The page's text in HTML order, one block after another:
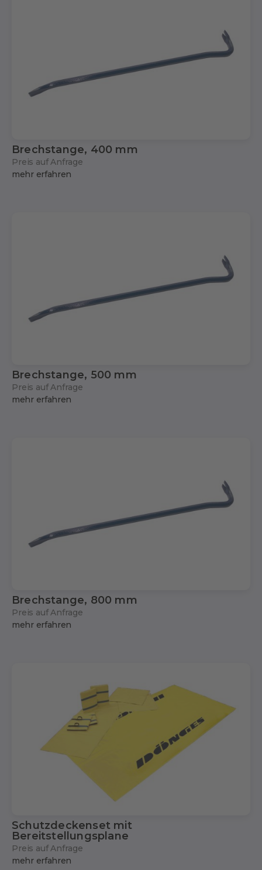
Brechstange, 400 mm
Preis auf Anfrage
mehr erfahren
Brechstange, 500 mm
Preis auf Anfrage
mehr erfahren
Brechstange, 800 mm
Preis auf Anfrage
mehr erfahren
Schutzdeckenset mit
Bereitstellungsplane
Preis auf Anfrage
mehr erfahren